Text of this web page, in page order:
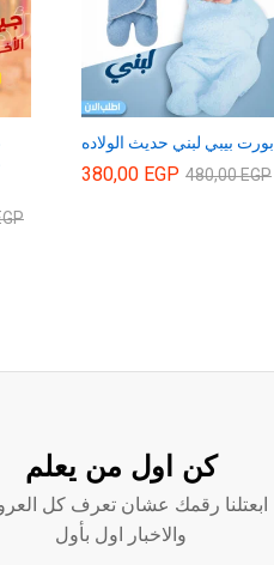
بورت بيبي لبني حديث الولاده
380,00 EGP 480,00EGP
380,00 EGP 480,00EGP
كن اول من يعلم
ابعتلنا رقمك عشان تعرف كل
والاخبار اول بأول